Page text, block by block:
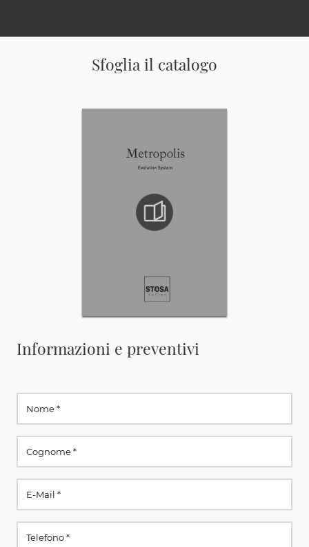
Sfoglia il catalogo
Informazioni e preventivi